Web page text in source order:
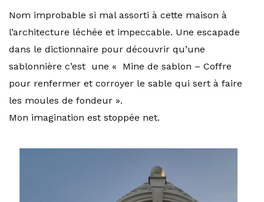
Nom improbable si mal assorti à cette maison à
l’architecture léchée et impeccable. Une escapade
dans le dictionnaire pour découvrir qu’une
sablonnière c’est une « Mine de sablon – Coffre
pour renfermer et corroyer le sable qui sert à faire
les moules de fondeur ».
Mon imagination est stoppée net.